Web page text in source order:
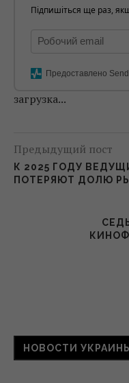
Підпишіться ще раз,
Предоставлено
загрузка...
Предыдущий пост
К 2025 ГОДУ
ПОТЕРЯЮТ ДОЛЮ
НОВОСТИ УКРАИНЫ